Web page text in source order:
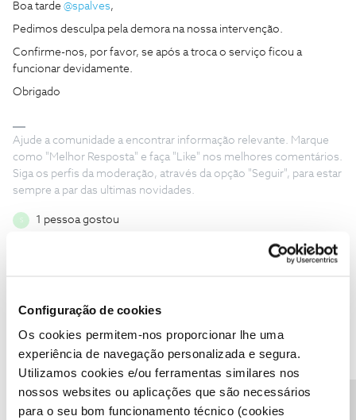
Configuração de cookies
Os cookies permitem-nos proporcionar lhe uma
experiência de navegação personalizada e segura.
Utilizamos cookies e/ou ferramentas similares nos
nossos websites ou aplicações que são necessários
para o seu bom funcionamento técnico (cookies
Boa tarde @spalves,
Pedimos desculpa pela demora na nossa intervenção.
Confirme-nos, por favor, se após a troca o serviço ficou a
funcionar devidamente.
Obrigado
Ajude a comunidade a encontrar informação relevante. Marque
como "Melhor Resposta" e faça "Like" nos melhores comentários.
Siga os perfis da moderação, através da opção "Seguir", para estar
sempre a par das ultimas novidades.
1 pessoa gostou
spalves
Sim depois de trocarem o pod voltou a normalidade. Obrigado